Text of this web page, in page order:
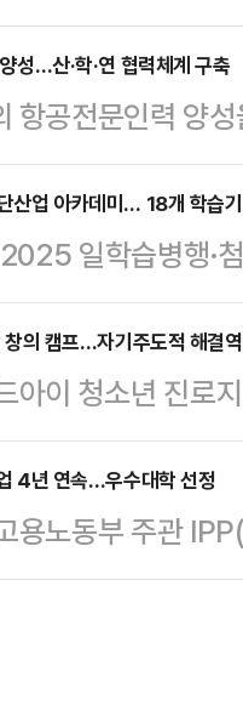
밝혔다.I-RISE
성화 중심의 지
결형 선도 프로젝
사업을 통해
축하고 산업 현장
성…산·학·연 협력체계 구축
항공전문인력 양
인천국제공항공
양해각서(MOU)
보수·수리·정
춰 전문성을 가진
협약에 따라 인
한 지원체계 구축
자원·교수진 …
산업 아카데미… 18개 학습
일학습병행·
최했다고 27일
참석했다.참석자
법’을 들으며 학
해 익혔다.직무
명도 들었다. 9개
행정처리 절차
창의 캠프…자기주도적 해결
아이 청소년 진로
를 성황리에 마쳤
과학에 대한 흥미
프를 마련했다.인
의 캠프’는 학년별
4년 연속…우수대학 선정
용노동부 주관
수대학(A등급)으